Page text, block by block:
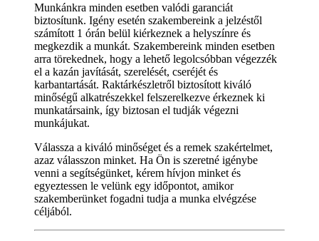
Munkánkra minden esetben valódi garanciát
biztosítunk. Igény esetén szakembereink a jelzéstől
számított 1 órán belül kiérkeznek a helyszínre és
megkezdik a munkát. Szakembereink minden esetben
arra törekednek, hogy a lehető legolcsóbban végezzék
el a kazán javítását, szerelését, cseréjét és
karbantartását. Raktárkészletről biztosított kiváló
minőségű alkatrészekkel felszerelkezve érkeznek ki
munkatársaink, így biztosan el tudják végezni
munkájukat.
Válassza a kiváló minőséget és a remek szakértelmet,
azaz válasszon minket. Ha Ön is szeretné igénybe
venni a segítségünket, kérem hívjon minket és
egyeztessen le velünk egy időpontot, amikor
szakemberünket fogadni tudja a munka elvégzése
céljából.